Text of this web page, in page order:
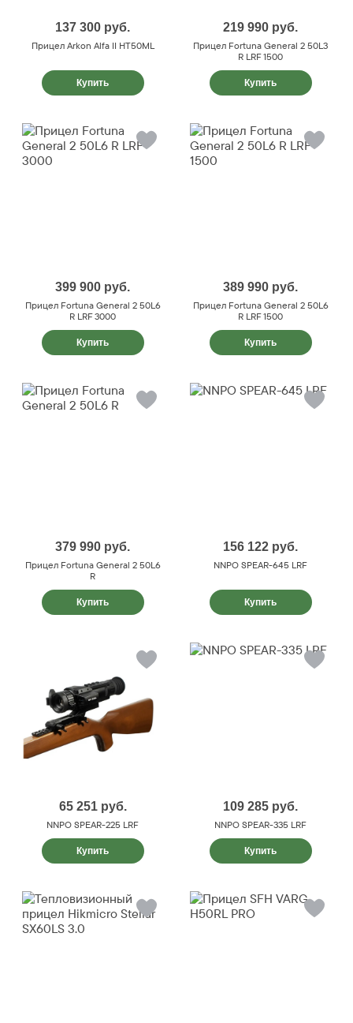
137 300 руб.
Прицел Arkon Alfa II HT50ML
Купить
219 990 руб.
Прицел Fortuna General 2 50L3
R LRF 1500
Купить
399 900 руб.
Прицел Fortuna General 2 50L6
R LRF 3000
Купить
389 990 руб.
Прицел Fortuna General 2 50L6
R LRF 1500
Купить
379 990 руб.
Прицел Fortuna General 2 50L6
R
Купить
156 122 руб.
NNPO SPEAR-645 LRF
Купить
65 251 руб.
NNPO SPEAR-225 LRF
Купить
109 285 руб.
NNPO SPEAR-335 LRF
Купить